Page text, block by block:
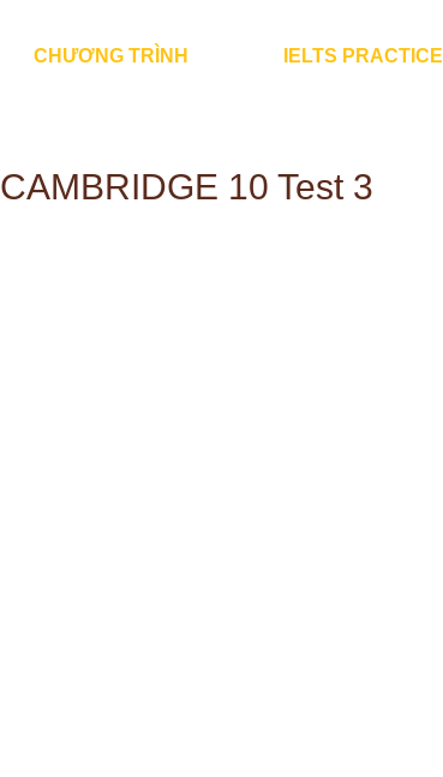
CHƯƠNG TRÌNH IELTS PRACTICE
CAMBRIDGE 10 Test 3